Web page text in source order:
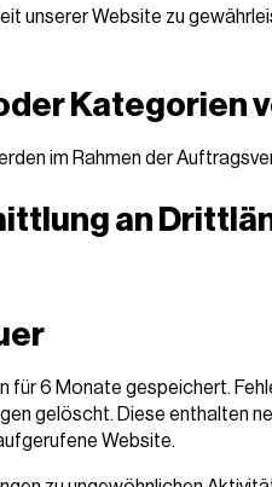
unserer Website zu
Kategorien
im Rahmen der
an
für 6 Monate gespeichert.
gelöscht. Diese enthalten
Website.